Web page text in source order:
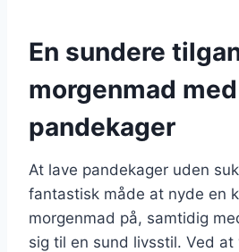
En sundere
morgenmad med
pandekager
At lave pandekager uden
fantastisk måde at nyde en
morgenmad på, samtidig
sig til en sund livsstil. Ved